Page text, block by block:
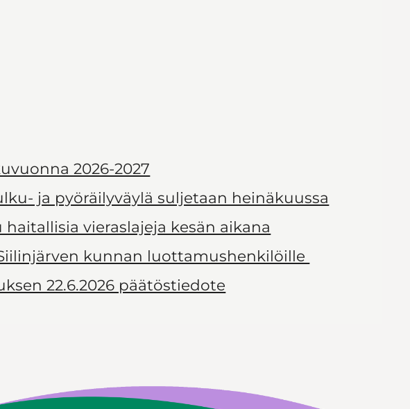
2026-2027
ja pyöräilyväylä suljetaan heinäkuussa
vieraslajeja kesän aikana
kunnan luottamushenkilöille
22.6.2026 päätöstiedote